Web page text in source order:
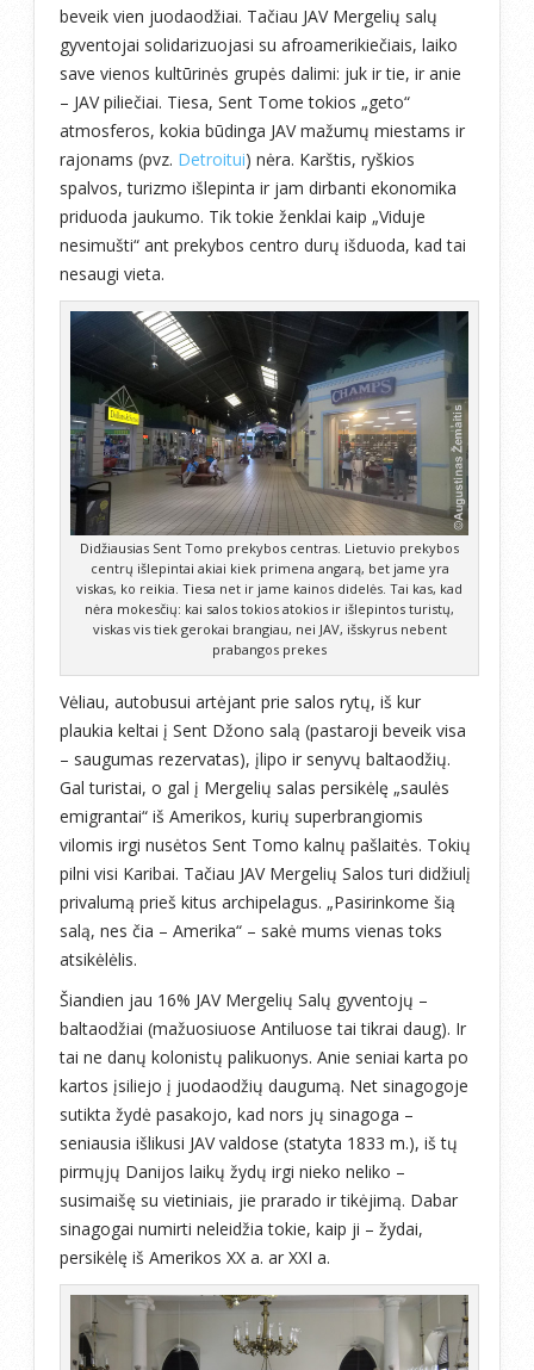
beveik vien juodaodžiai. Tačiau JAV Mergelių salų
gyventojai solidarizuojasi su afroamerikiečiais, laiko
save vienos kultūrinės grupės dalimi: juk ir tie, ir anie
– JAV piliečiai. Tiesa, Sent Tome tokios „geto“
atmosferos, kokia būdinga JAV mažumų miestams ir
rajonams (pvz. Detroitui) nėra. Karštis, ryškios
spalvos, turizmo išlepinta ir jam dirbanti ekonomika
priduoda jaukumo. Tik tokie ženklai kaip „Viduje
nesimušti“ ant prekybos centro durų išduoda, kad tai
nesaugi vieta.
Didžiausias Sent Tomo prekybos centras. Lietuvio prekybos
centrų išlepintai akiai kiek primena angarą, bet jame yra
viskas, ko reikia. Tiesa net ir jame kainos didelės. Tai kas, kad
nėra mokesčių: kai salos tokios atokios ir išlepintos turistų,
viskas vis tiek gerokai brangiau, nei JAV, išskyrus nebent
prabangos prekes
Vėliau, autobusui artėjant prie salos rytų, iš kur
plaukia keltai į Sent Džono salą (pastaroji beveik visa
– saugumas rezervatas), įlipo ir senyvų baltaodžių.
Gal turistai, o gal į Mergelių salas persikėlę „saulės
emigrantai“ iš Amerikos, kurių superbrangiomis
vilomis irgi nusėtos Sent Tomo kalnų pašlaitės. Tokių
pilni visi Karibai. Tačiau JAV Mergelių Salos turi didžiulį
privalumą prieš kitus archipelagus. „Pasirinkome šią
salą, nes čia – Amerika“ – sakė mums vienas toks
atsikėlėlis.
Šiandien jau 16% JAV Mergelių Salų gyventojų –
baltaodžiai (mažuosiuose Antiluose tai tikrai daug). Ir
tai ne danų kolonistų palikuonys. Anie seniai karta po
kartos įsiliejo į juodaodžių daugumą. Net sinagogoje
sutikta žydė pasakojo, kad nors jų sinagoga –
seniausia išlikusi JAV valdose (statyta 1833 m.), iš tų
pirmųjų Danijos laikų žydų irgi nieko neliko –
susimaišę su vietiniais, jie prarado ir tikėjimą. Dabar
sinagogai numirti neleidžia tokie, kaip ji – žydai,
persikėlę iš Amerikos XX a. ar XXI a.